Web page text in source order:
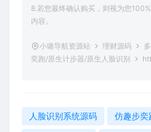
8.若您最终确认购买，则视为您
内容。
小璐导航资源站 理财源码
奕跑/原生计步器/原生人脸识别
人脸识别系统源码 仿趣步奕